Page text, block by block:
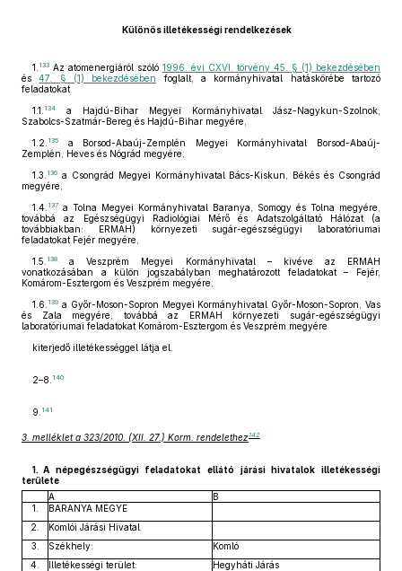
Különös illetékességi rendelkezések
1. 133 Az atomenergiáról szóló 1996. évi CXVI. törvény 45. § (1) bekezdésében
és47. § (1) bekezdésében
foglalt, a kormányhivatal hatáskörébe tartozó
feladatokat
1.1. 134
a Hajdú-Bihar Megyei Kormányhivatal Jász-Nagykun-Szolnok,
Szabolcs-Szatmár-Bereg és Hajdú-Bihar megyére,
1.2. 135
a Borsod-Abaúj-Zemplén Megyei Kormányhivatal Borsod-Abaúj-
Zemplén, Heves és Nógrád megyére,
1.3. 136 a Csongrád Megyei Kormányhivatal Bács-Kiskun, Békés és Csongrád
megyére,
1.4. 137 a Tolna Megyei Kormányhivatal Baranya, Somogy és Tolna megyére,
továbbá az Egészségügyi Radiológiai Mérő és Adatszolgáltató Hálózat (a
továbbiakban: ERMAH) környezeti sugár-egészségügyi laboratóriumai
feladatokat Fejér megyére,
1.5. 138
a Veszprém Megyei Kormányhivatal – kivéve az ERMAH
vonatkozásában a külön jogszabályban meghatározott feladatokat – Fejér,
Komárom-Esztergom és Veszprém megyére,
1.6. 139 a Győr-Moson-Sopron Megyei Kormányhivatal Győr-Moson-Sopron, Vas
és Zala megyére, továbbá az ERMAH környezeti sugár-egészségügyi
laboratóriumai feladatokat Komárom-Esztergom és Veszprém megyére
kiterjedő illetékességgel látja el.
2–8. 140
9. 141
3. melléklet a 323/2010. (XII. 27.) Korm. rendelethez142
1. A népegészségügyi feladatokat ellátó járási hivatalok illetékességi
területe
A
B
1.
BARANYA MEGYE
2.
Komlói Járási Hivatal
3.
Székhely:
Komló
4.
Illetékességi terület:
Hegyháti Járás